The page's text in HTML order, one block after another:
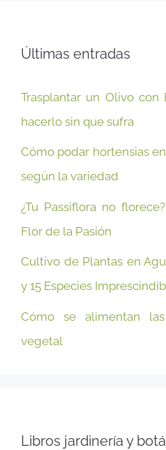
Últimas entradas
Trasplantar un Olivo con
hacerlo sin que sufra
Cómo podar hortensias
según la variedad
¿Tu Passiflora no
Flor de la Pasión
Cultivo de Plantas en
y 15 Especies
Cómo se alimentan
vegetal
Libros jardinería y